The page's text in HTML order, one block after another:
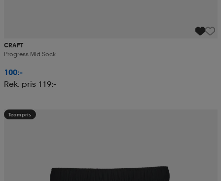
CRAFT
Progress Mid Sock
100:-
Rek. pris 119:-
Teampris